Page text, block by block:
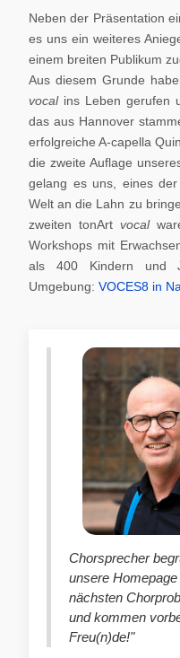
Neben der Präsentation
es uns ein weiteres
einem breiten Publikum
Aus diesem Grunde
vocal ins Leben gerufen
das aus Hannover
erfolgreiche A-capella
die zweite Auflage
gelang es uns, eines
Welt an die Lahn zu
zweiten tonArt vocal
Workshops mit
als 400 Kindern und
Umgebung: VOCES8 in
Chorsprecher
unsere
nächsten
und kommen
Freu(n)de!"